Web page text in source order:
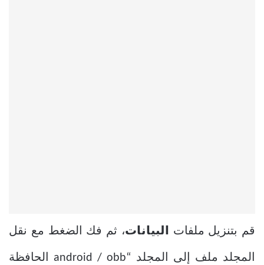
قم بتنزيل ملفات البيانات، ثم فك الضغط مع نقل
المجلد ملف إلى المجلد “android / obb الحافظة